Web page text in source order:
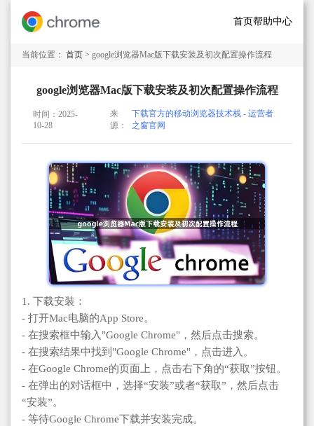
首页帮助中心
当前位置： 首页 > google浏览器Mac版下载安装及初次配置操作流程
google浏览器Mac版下载安装及初次配置操作流程
时间：2025-
10-28
来
源：
下载官方的移动浏览器技术栈 - 运营者
之窗官网
1. 下载安装：
- 打开Mac电脑的App Store。
- 在搜索框中输入"Google Chrome"，然后点击搜索。
- 在搜索结果中找到"Google Chrome"，点击进入。
- 在Google Chrome的页面上，点击右下角的“获取”按钮。
- 在弹出的对话框中，选择“安装”或者“获取”，然后点击
“安装”。
- 等待Google Chrome下载并安装完成。